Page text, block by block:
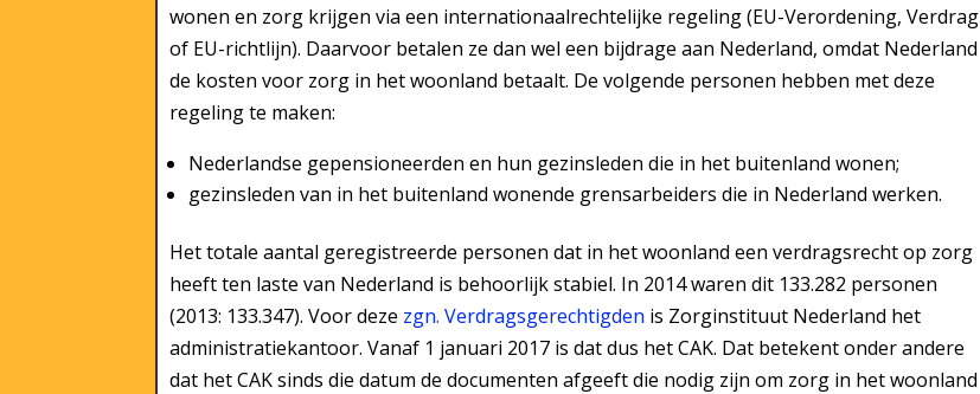
wonen en zorg krijgen via een internationaalrechtelijke regeling (EU-Verordening, Verdrag
of EU-richtlijn). Daarvoor betalen ze dan wel een bijdrage aan Nederland, omdat Nederland
de kosten voor zorg in het woonland betaalt. De volgende personen hebben met deze
regeling te maken:
Nederlandse gepensioneerden en hun gezinsleden die in het buitenland wonen;
gezinsleden van in het buitenland wonende grensarbeiders die in Nederland werken.
Het totale aantal geregistreerde personen dat in het woonland een verdragsrecht op zorg
heeft ten laste van Nederland is behoorlijk stabiel. In 2014 waren dit 133.282 personen
(2013: 133.347). Voor deze zgn. Verdragsgerechtigden is Zorginstituut Nederland het
administratiekantoor. Vanaf 1 januari 2017 is dat dus het CAK. Dat betekent onder andere
dat het CAK sinds die datum de documenten afgeeft die nodig zijn om zorg in het woonland